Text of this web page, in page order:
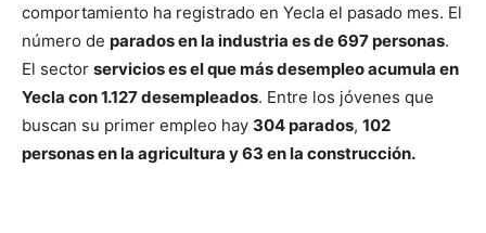
comportamiento ha registrado en Yecla el pasado mes. El
número de parados en la industria es de 697 personas.
El sector servicios es el que más desempleo acumula en
Yecla con 1.127 desempleados. Entre los jóvenes que
buscan su primer empleo hay 304 parados, 102
personas en la agricultura y 63 en la construcción.